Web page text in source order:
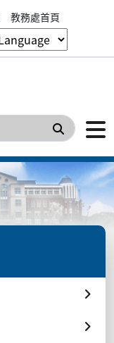
教務處首頁
搜尋